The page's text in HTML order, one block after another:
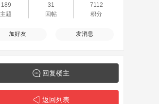
189
主题
31
回帖
7112
积分
加好友 发消息
回复楼主
返回列表